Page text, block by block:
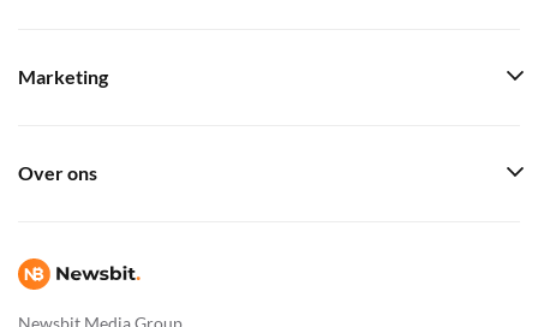
Newsbit Media Group
Marketing
Over ons